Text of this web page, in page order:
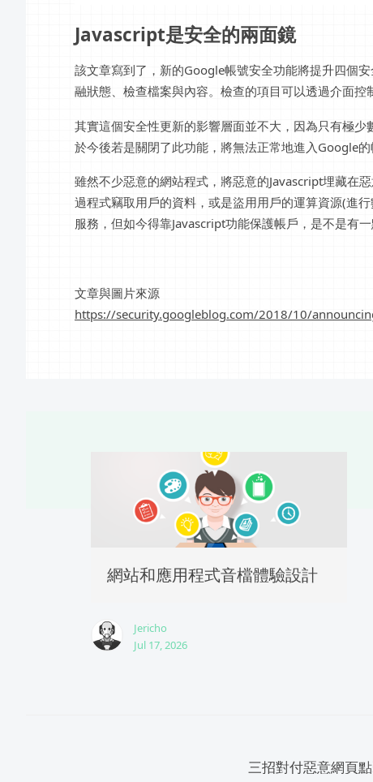
Javascript是安全的兩面鏡
該文章寫到了，新的Google帳號安全功能將提升四個
融狀態、檢查檔案與內容。檢查的項目可以透過介面控
其實這個安全性更新的影響層面並不大，因為只有極
於今後若是關閉了此功能，將無法正常地進入Google的
雖然不少惡意的網站程式，將惡意的Javascript埋藏在
過程式竊取用戶的資料，或是盜用用戶的運算資源(進
服務，但如今得靠Javascript功能保護帳戶，是不是有
文章與圖片來源
https://security.googleblog.com/2018/10/
網站和應用程式音檔體驗設計
Jericho
Jul 17, 2026
三招對付惡意網頁